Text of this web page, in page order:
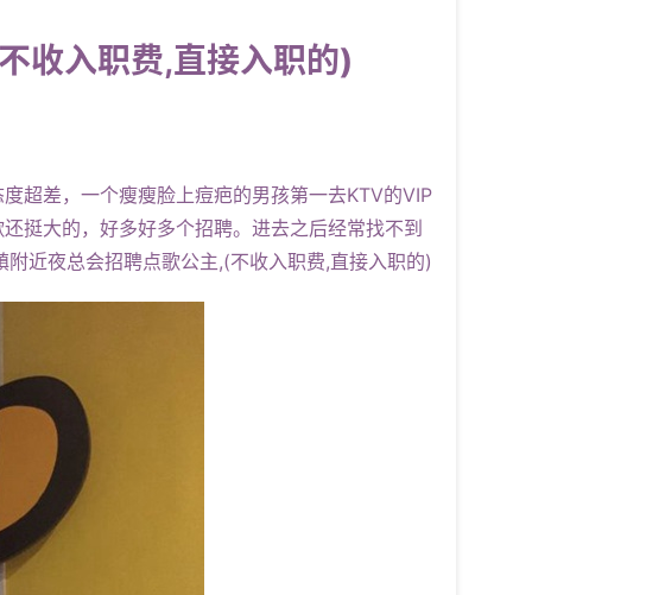
收入职费,直接入职的)
差，一个瘦瘦脸上痘疤的男孩第一去KTV的VIP
挺大的，好多好多个招聘。进去之后经常找不到
近夜总会招聘点歌公主,(不收入职费,直接入职的)